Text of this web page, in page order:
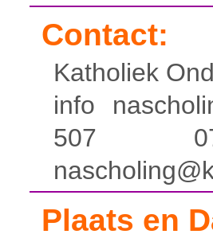
Contact:
Katholiek
info
507
Plaats en